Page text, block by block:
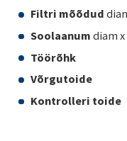
Filtri mõõdud
Soolaanum diam
Töörõhk 2
Võrgutoide
Kontrolleri toide